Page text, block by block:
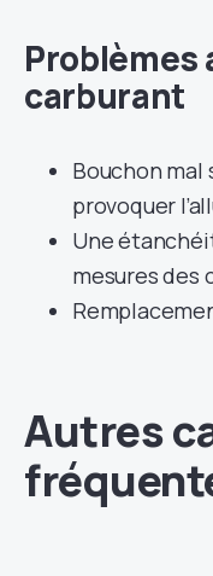
Problèmes
carburant
Bouchon mal
provoquer
Une
mesures des
Autres